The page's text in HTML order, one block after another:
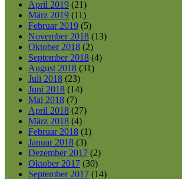
April 2019 (21)
März 2019 (11)
Februar 2019 (5)
November 2018 (13)
Oktober 2018 (2)
September 2018 (4)
August 2018 (31)
Juli 2018 (23)
Juni 2018 (14)
Mai 2018 (7)
April 2018 (27)
März 2018 (4)
Februar 2018 (1)
Januar 2018 (3)
Dezember 2017 (2)
Oktober 2017 (30)
September 2017 (14)